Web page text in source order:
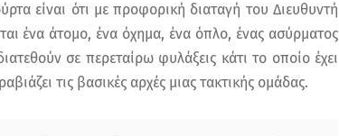
είναι ότι με προφορική διαταγή του Διευθυντή
ένα άτομο, ένα όχημα, ένα όπλο, ένας ασύρματος
σε περεταίρω φυλάξεις κάτι το οποίο έχει
τις βασικές αρχές μιας τακτικής ομάδας.